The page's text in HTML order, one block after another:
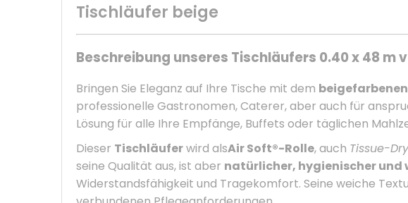
Tischläufer beige
Beschreibung unseres Tischläufers 0.40 x 48 m
Bringen Sie Eleganz auf Ihre Tische mit dem
professionelle Gastronomen, Caterer, aber auch für
Lösung für alle Ihre Empfänge, Buffets oder täglichen
Dieser Tischläuferwird alsAir Soft®-Rolle, auch Tissue-Dry
seine Qualität aus, ist aber natürlicher, hygienischer
Widerstandsfähigkeit und Tragekomfort. Seine weiche